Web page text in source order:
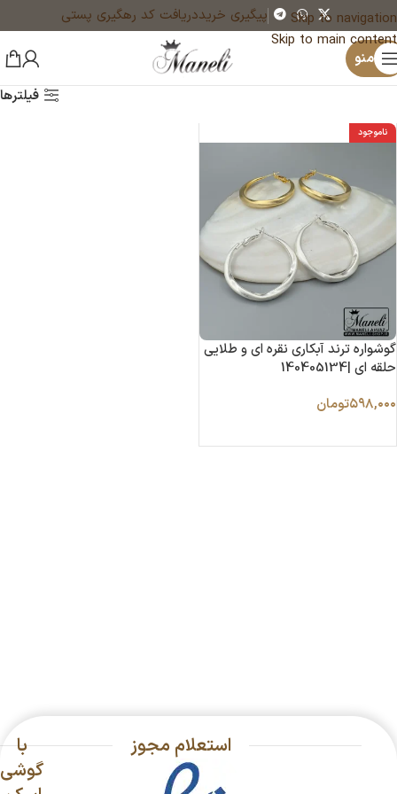
Skip to navigation
Skip to main content
پیگیری خریددریافت کد رهگیری پستی
منو
فیلترها
ناموجود
گوشواره ترند آبکاری نقره ای و طلایی
حلقه ای |140405134
۵۹۸,۰۰۰تومان
استعلام مجوز
با
گوشی